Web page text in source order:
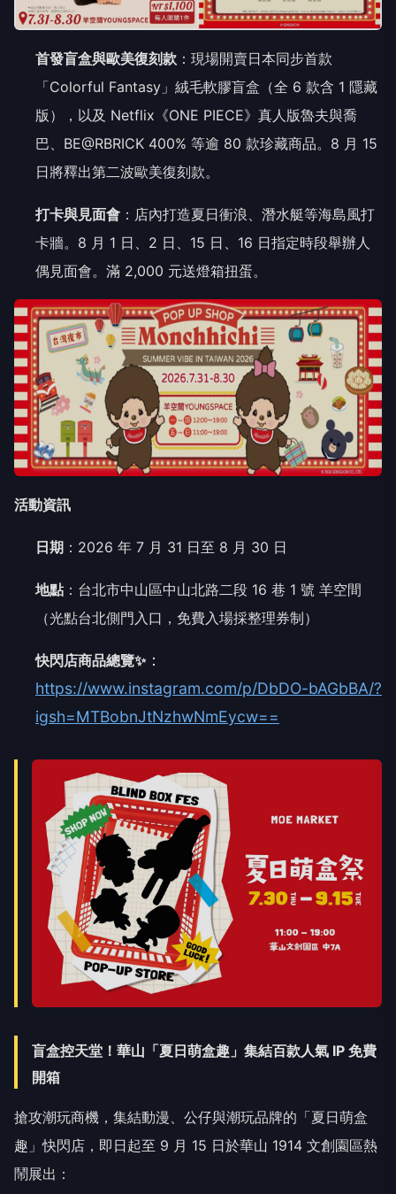
首發盲盒與歐美復刻款 ：現場開賣日本同步首款
「Colorful Fantasy」絨毛軟膠盲盒（全 6 款含 1 隱藏
版），以及 Netflix《ONE PIECE》真人版魯夫與喬
巴、BE@RBRICK 400% 等逾 80 款珍藏商品。8 月 15
日將釋出第二波歐美復刻款。
打卡與見面會 ：店內打造夏日衝浪、潛水艇等海島風打
卡牆。8 月 1 日、2 日、15 日、16 日指定時段舉辦人
偶見面會。滿 2,000 元送燈箱扭蛋。
活動資訊
日期 ：2026 年 7 月 31 日至 8 月 30 日
地點 ：台北市中山區中山北路二段 16 巷 1 號 羊空間
（光點台北側門入口，免費入場採整理券制）
快閃店商品總覽✨：
https://www.instagram.com/p/DbDO-bAGbBA/?
igsh=MTBobnJtNzhwNmEycw==
盲盒控天堂！華山「夏日萌盒趣」集結百款人氣 IP 免費
開箱
搶攻潮玩商機，集結動漫、公仔與潮玩品牌的「夏日萌盒
趣」快閃店，即日起至 9 月 15 日於華山 1914 文創園區熱
鬧展出：